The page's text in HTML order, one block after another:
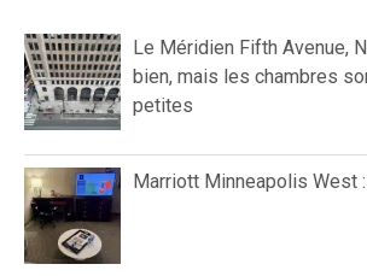
Le Méridien Fifth Avenue,
bien, mais les chambres
petites
Marriott Minneapolis West